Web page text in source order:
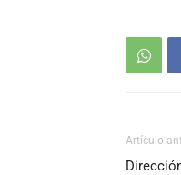
Artículo